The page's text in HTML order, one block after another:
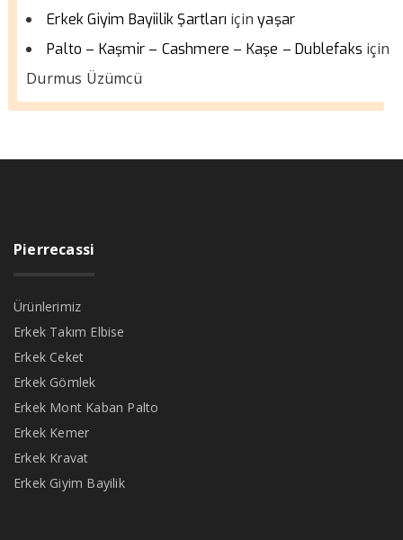
Erkek Giyim Bayiilik Şartları içinyaşar
Palto – Kaşmir – Cashmere – Kaşe – Dublefaks için
Durmus Üzümcü
Pierrecassi
Ürünlerimiz
Erkek Takım Elbise
Erkek Ceket
Erkek Gömlek
Erkek Mont Kaban Palto
Erkek Kemer
Erkek Kravat
Erkek Giyim Bayilik